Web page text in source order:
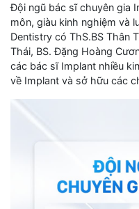
Đội ngũ bác sĩ chuyên gia
môn, giàu kinh nghiệm và
Dentistry có ThS.BS Thân
Thái, BS. Đặng Hoàng
các bác sĩ Implant nhiều
về Implant và sở hữu các